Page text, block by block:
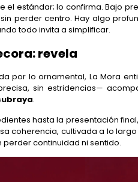
el estándar; lo confirma. Bajo
perder centro. Hay algo
todo invita a simplificar.
revela
por lo ornamental, La Mora
sin estridencias—
.
hasta la presentación
coherencia, cultivada a lo
continuidad ni sentido.